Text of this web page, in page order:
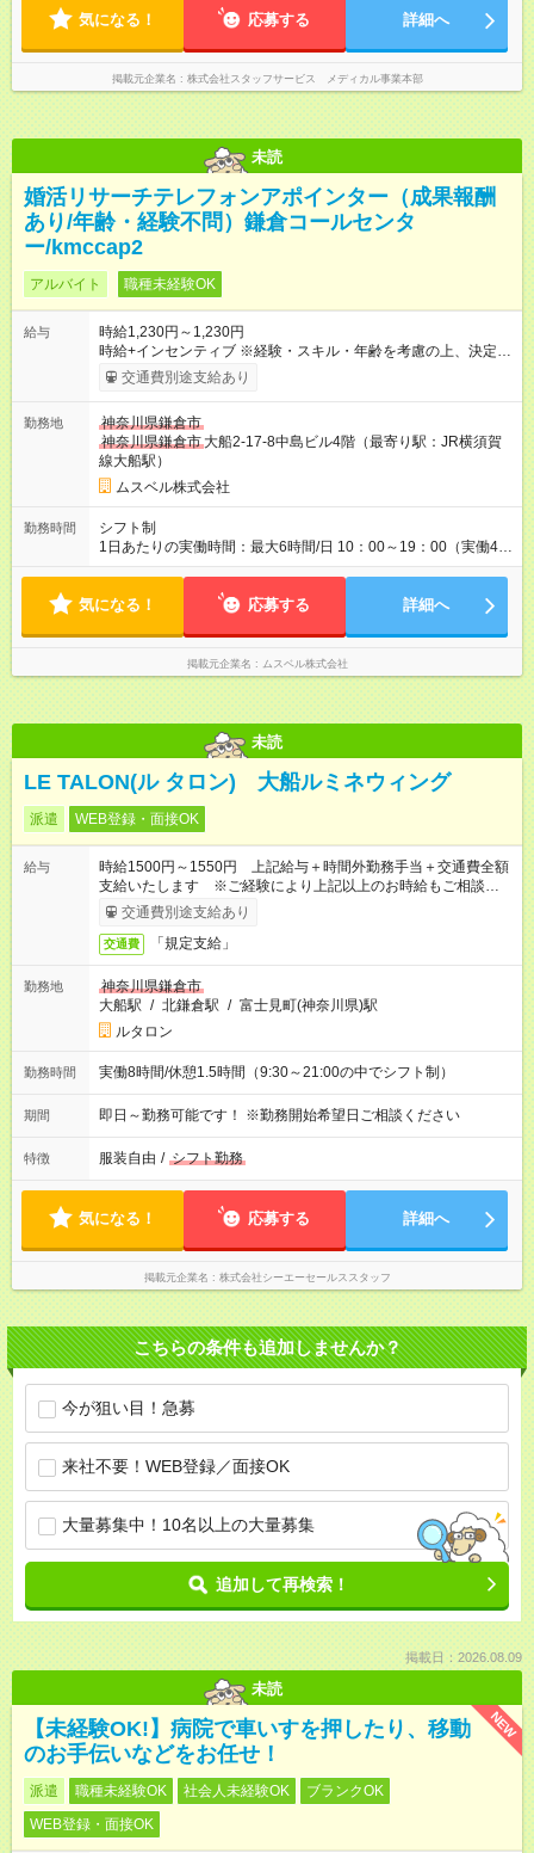
気になる！ 応募する 詳細へ
掲載元企業名 株式会社スタッフサービス メディカル事業本部
未読
婚活リサーチテレフォンアポインター（成果報酬
あり/年齢・経験不問）鎌倉コールセンタ
ー/kmccap2
アルバイト 職種未経験OK
給与
時給1,230円～1,230円
時給+インセンティブ ※経験・スキル・年齢を考慮の上、決定し
ます。 《成果に応じたインセンティブ支給例》 テレアポ未経
験、入社5ヶ月目の女性パートさんが、時給に加えて、月7万円
果・貢献に応じた報酬制度が導入されています。 ※試用期間は3
ヶ月で、その間は有期契約です。そのほかの条件に変更はあり
ません。 【試用期間】試用期間あり 試用期間の長さ：2ヶ月
※ 雇用形態と給与に、本採用時と異なる部分があります。 雇用
形態：中途採用（契約社員） 給与：本採用時と同じです。 ※試
用期間は2ヶ月で、その間は有期契約です。そのほかの条件に変
更はありません。 ※月所定労働時間が110時間未満の方は試用期
交通費別途支給あり
勤務地
神奈川県鎌倉市
神奈川県鎌倉市 大船2-17-8中島ビル4階（最寄り駅：JR横須賀
線大船駅）
ムスベル株式会社
勤務時間
シフト制
1日あたりの実働時間：最大6時間/日 10：00～19：00（実働4時
間～6時間） ・上記期間帯のうち4時間～6時間 ・週3日～5日
気になる！ 応募する 詳細へ
掲載元企業名 ムスベル株式会社
未読
LE TALON(ル タロン) 大船ルミネウィング
派遣 WEB登録・面接OK
給与
時給1500円～1550円 上記給与＋時間外勤務手当＋交通費全額
支給いたします ※ご経験により上記以上のお時給もご相談させ
ていただきます ※時間外手当はお時給の1.25倍です！
交通費別途支給あり
交通費 「規定支給」
勤務地
神奈川県鎌倉市
大船駅 / 北鎌倉駅 / 富士見町(神奈川県)駅
ルタロン
勤務時間 実働8時間/休憩1.5時間（9:30～21:00の中でシフト制）
期間 即日～勤務可能です！ ※勤務開始希望日ご相談ください
特徴 服装自由 / シフト勤務
気になる！ 応募する 詳細へ
掲載元企業名 株式会社シーエーセールススタッフ
こちらの条件も追加しませんか？
今が狙い目！急募
来社不要！WEB登録／面接OK
大量募集中！10名以上の大量募集
追加して再検索！
掲載日：2026.08.09
未読
NEW
【未経験OK!】病院で車いすを押したり、移動
のお手伝いなどをお任せ！
派遣 職種未経験OK 社会人未経験OK
ブランクOK
WEB登録・面接OK